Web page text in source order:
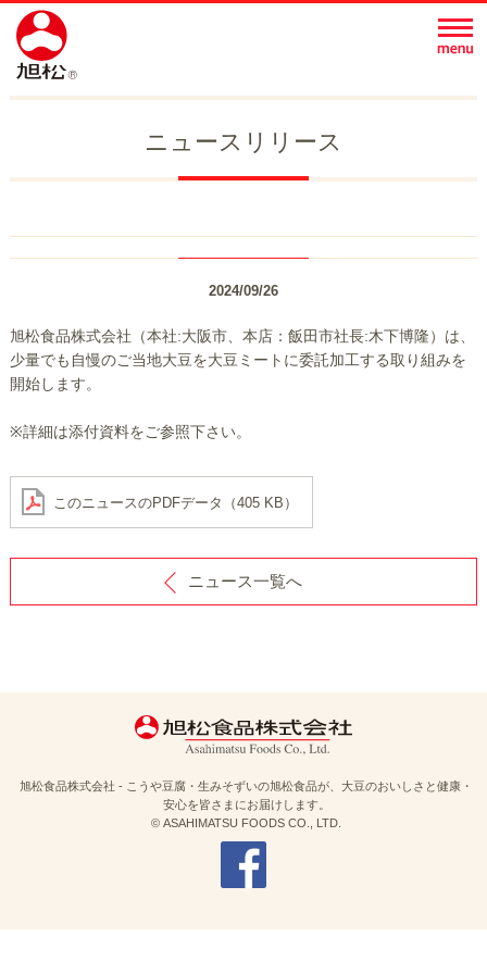
ニュースリリース
2024/09/26
旭松食品株式会社（本社:大阪市、本店：飯田市社長:木下博隆）は、
少量でも自慢のご当地大豆を大豆ミートに委託加工する取り組みを
開始します。
※詳細は添付資料をご参照下さい。
このニュースのPDFデータ（405 KB）
ニュース一覧へ
旭松食品株式会社 - こうや豆腐・生みそずいの旭松食品が、大豆のおいしさと健康・
安心を皆さまにお届けします。
© ASAHIMATSU FOODS CO., LTD.